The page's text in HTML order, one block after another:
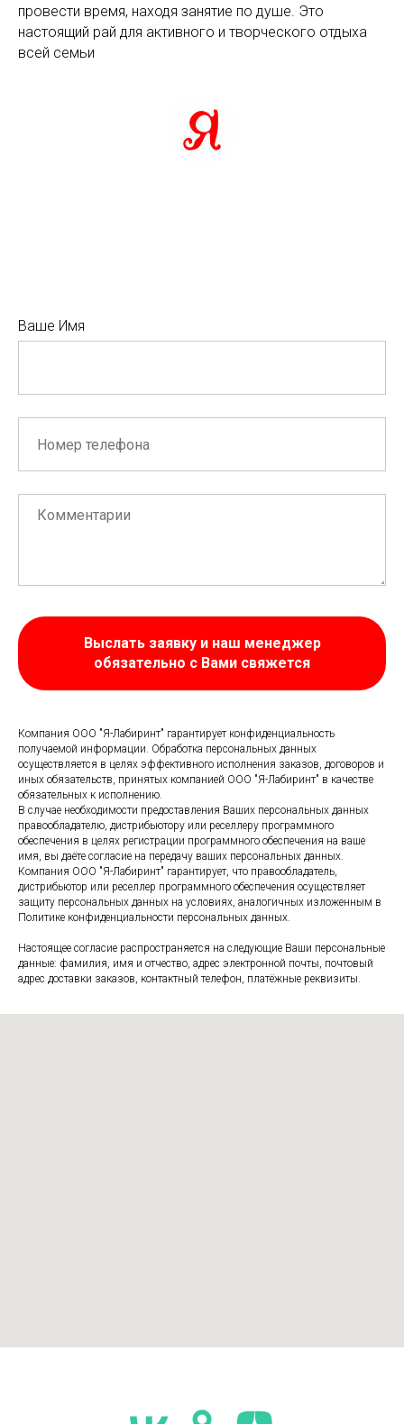
провести время, находя занятие по душе. Это
настоящий рай для активного и творческого отдыха
всей семьи
Ваше Имя
Выслать заявку и наш менеджер
обязательно с Вами свяжется
Компания ООО "Я-Лабиринт" гарантирует конфиденциальность
получаемой информации. Обработка персональных данных
осуществляется в целях эффективного исполнения заказов, договоров и
иных обязательств, принятых компанией ООО "Я-Лабиринт" в качестве
обязательных к исполнению.
В случае необходимости предоставления Ваших персональных данных
правообладателю, дистрибьютору или реселлеру программного
обеспечения в целях регистрации программного обеспечения на ваше
имя, вы даёте согласие на передачу ваших персональных данных.
Компания ООО "Я-Лабиринт" гарантирует, что правообладатель,
дистрибьютор или реселлер программного обеспечения осуществляет
защиту персональных данных на условиях, аналогичных изложенным в
Политике конфиденциальности персональных данных.
Настоящее согласие распространяется на следующие Ваши персональные
данные: фамилия, имя и отчество, адрес электронной почты, почтовый
адрес доставки заказов, контактный телефон, платёжные реквизиты.